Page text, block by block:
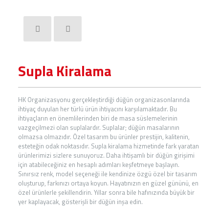
Supla Kiralama
HK Organizasyonu gerçekleştirdiği düğün organizasonlarında
ihtiyaç duyulan her türlü ürün ihtiyacını karşılamaktadır. Bu
ihtiyaçların en önemlilerinden biri de masa süslemelerinin
vazgeçilmezi olan suplalardır. Suplalar; düğün masalarının
olmazsa olmazıdır. Özel tasarım bu ürünler prestijin, kalitenin,
esteteğin odak noktasıdır. Supla kiralama hizmetinde fark yaratan
ürünlerimizi sizlere sunuyoruz. Daha ihtişamlı bir düğün girişimi
için atabileceğiniz en hesaplı adımları keşfetmeye başlayın.
Sınırsız renk, model seçeneği ile kendinize özgü özel bir tasarım
oluşturup, farkınızı ortaya koyun. Hayatınızın en güzel gününü, en
özel ürünlerle şekillendirin. Yıllar sonra bile hafınızında büyük bir
yer kaplayacak, gösterişli bir düğün inşa edin.